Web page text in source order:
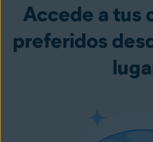
Accede a tus
preferidos